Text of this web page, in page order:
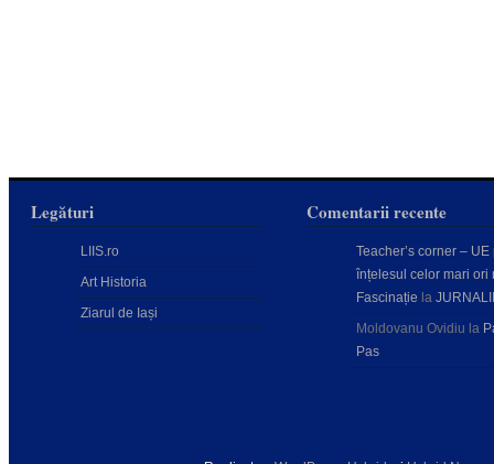
Legături
LIIS.ro
Art Historia
Ziarul de Iași
Comentarii recente
Teacher’s corner – UE
înțelesul celor mari ori
Fascinație la
Moldovanu Ovidiu la
Pas